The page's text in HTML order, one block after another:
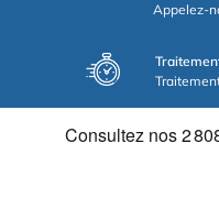
Appelez-